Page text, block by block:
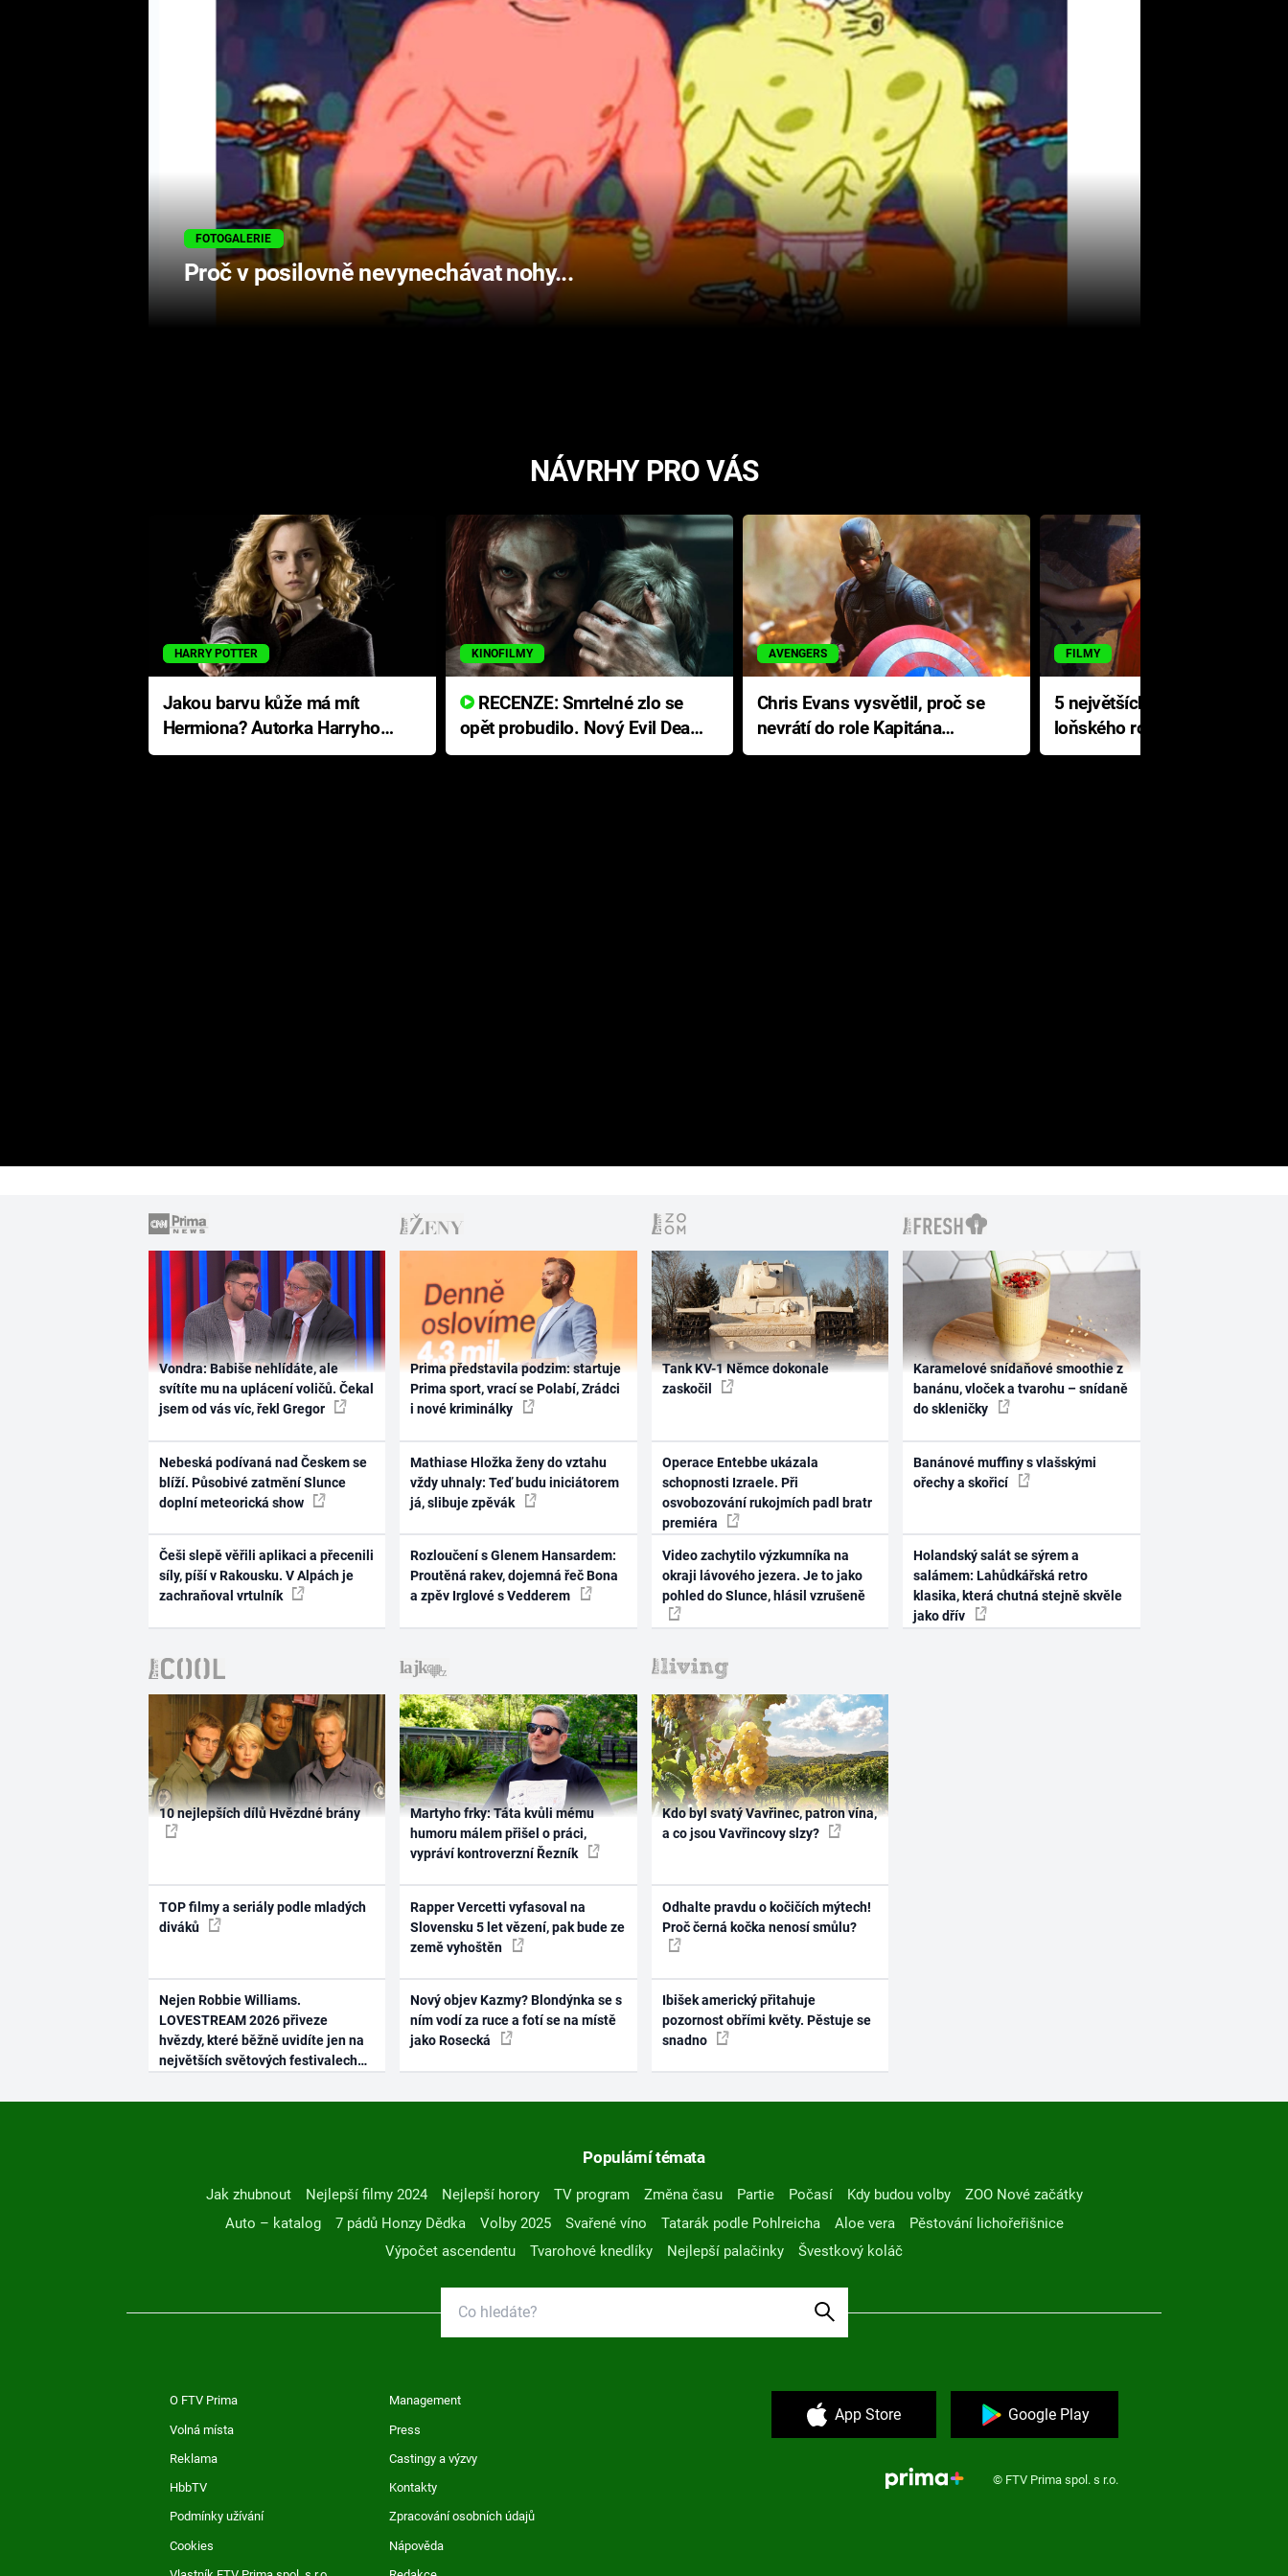
FOTOGALERIE
Proč v posilovně nevynechávat nohy...
NÁVRHY PRO VÁS
HARRY POTTER
Jakou barvu kůže má mít
Hermiona? Autorka Harryho
Pottera přišla s ráznou
KINOFILMY
RECENZE: Smrtelné zlo se
opět probudilo. Nový Evil Dead
přichází s neodolatelnou
AVENGERS
Chris Evans vysvětlil, proč se
nevrátí do role Kapitána
Ameriky
FILMY
5 největších propadáků
loňského roku: Disney na
jediné katastrofě prodělal 200
Vondra: Babiše nehlídáte, ale
svítíte mu na uplácení voličů. Čekal
jsem od vás víc, řekl Gregor
Nebeská podívaná nad Českem se
blíží. Působivé zatmění Slunce
doplní meteorická show
Češi slepě věřili aplikaci a přecenili
síly, píší v Rakousku. V Alpách je
zachraňoval vrtulník
Prima představila podzim: startuje
Prima sport, vrací se Polabí, Zrádci
i nové kriminálky
Mathiase Hložka ženy do vztahu
vždy uhnaly: Teď budu iniciátorem
já, slibuje zpěvák
Rozloučení s Glenem Hansardem:
Proutěná rakev, dojemná řeč Bona
a zpěv Irglové s Vedderem
Tank KV-1 Němce dokonale
zaskočil
Operace Entebbe ukázala
schopnosti Izraele. Při
osvobozování rukojmích padl bratr
premiéra
Video zachytilo výzkumníka na
okraji lávového jezera. Je to jako
pohled do Slunce, hlásil vzrušeně
Karamelové snídaňové smoothie z
banánu, vloček a tvarohu – snídaně
do skleničky
Banánové muffiny s vlašskými
ořechy a skořicí
Holandský salát se sýrem a
salámem: Lahůdkářská retro
klasika, která chutná stejně skvěle
jako dřív
10 nejlepších dílů Hvězdné brány
TOP filmy a seriály podle mladých
diváků
Nejen Robbie Williams.
LOVESTREAM 2026 přiveze
hvězdy, které běžně uvidíte jen na
největších světových festivalech
Martyho frky: Táta kvůli mému
humoru málem přišel o práci,
vypráví kontroverzní Řezník
Rapper Vercetti vyfasoval na
Slovensku 5 let vězení, pak bude ze
země vyhoštěn
Nový objev Kazmy? Blondýnka se s
ním vodí za ruce a fotí se na místě
jako Rosecká
Kdo byl svatý Vavřinec, patron vína,
a co jsou Vavřincovy slzy?
Odhalte pravdu o kočičích mýtech!
Proč černá kočka nenosí smůlu?
Ibišek americký přitahuje
pozornost obřími květy. Pěstuje se
snadno
Populární témata
Jak zhubnout Nejlepší filmy 2024 Nejlepší horory TV program Změna času Partie Počasí Kdy budou volby
ZOO Nové začátky
Auto – katalog
7 pádů Honzy Dědka Volby 2025 Svařené víno Tatarák podle Pohlreicha Aloe vera
Pěstování lichořeřišnice
Výpočet ascendentu
Tvarohové knedlíky Nejlepší palačinky Švestkový koláč
O FTV Prima Management
Volná místa Press
Reklama Castingy a výzvy
HbbTV Kontakty
Podmínky užívání Zpracování osobních údajů
Cookies Nápověda
App Store Google Play
© FTV Prima spol. s r.o.